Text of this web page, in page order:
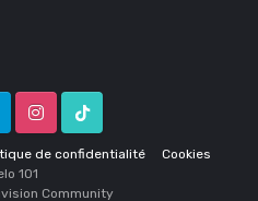
de confidentialité Cookies
InstagramTik Tok
1O1
Community